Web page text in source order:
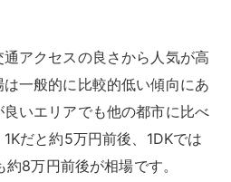
アクセスの良さから人気が高
一般的に比較的低い傾向にあ
いエリアでも他の都市に比べ
だと約5万円前後、1DKでは
8万円前後が相場です。